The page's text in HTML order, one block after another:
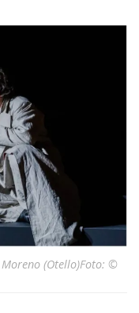
Moreno (Otello)Foto: ©